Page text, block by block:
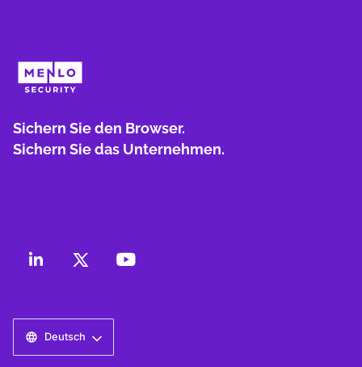
Sichern Sie den Browser.
Sichern Sie das Unternehmen.
Deutsch